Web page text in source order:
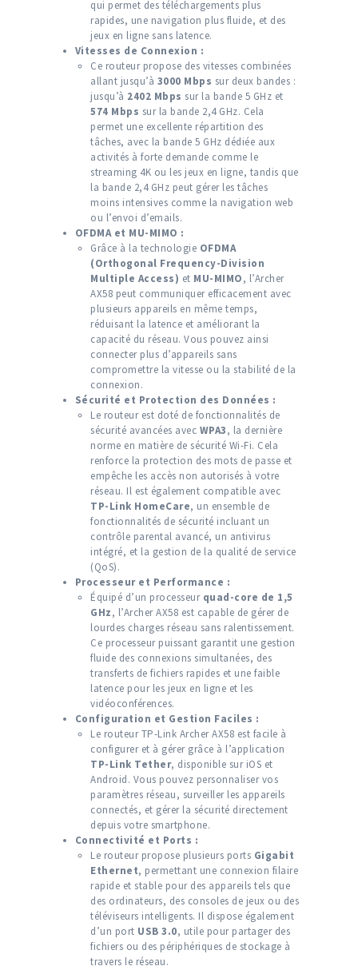
qui permet des téléchargements plus
rapides, une navigation plus fluide, et des
jeux en ligne sans latence.
Vitesses de Connexion :
Ce routeur propose des vitesses combinées
allant jusqu’à 3000 Mbps sur deux bandes :
jusqu’à 2402 Mbps sur la bande 5 GHz et
574 Mbps sur la bande 2,4 GHz. Cela
permet une excellente répartition des
tâches, avec la bande 5 GHz dédiée aux
activités à forte demande comme le
streaming 4K ou les jeux en ligne, tandis que
la bande 2,4 GHz peut gérer les tâches
moins intensives comme la navigation web
ou l’envoi d’emails.
OFDMA et MU-MIMO :
Grâce à la technologie OFDMA
(Orthogonal Frequency-Division
Multiple Access) et MU-MIMO, l’Archer
AX58 peut communiquer efficacement avec
plusieurs appareils en même temps,
réduisant la latence et améliorant la
capacité du réseau. Vous pouvez ainsi
connecter plus d’appareils sans
compromettre la vitesse ou la stabilité de la
connexion.
Sécurité et Protection des Données :
Le routeur est doté de fonctionnalités de
sécurité avancées avec WPA3, la dernière
norme en matière de sécurité Wi-Fi. Cela
renforce la protection des mots de passe et
empêche les accès non autorisés à votre
réseau. Il est également compatible avec
TP-Link HomeCare, un ensemble de
fonctionnalités de sécurité incluant un
contrôle parental avancé, un antivirus
intégré, et la gestion de la qualité de service
(QoS).
Processeur et Performance :
Équipé d’un processeur quad-core de 1,5
GHz, l’Archer AX58 est capable de gérer de
lourdes charges réseau sans ralentissement.
Ce processeur puissant garantit une gestion
fluide des connexions simultanées, des
transferts de fichiers rapides et une faible
latence pour les jeux en ligne et les
vidéoconférences.
Configuration et Gestion Faciles :
Le routeur TP-Link Archer AX58 est facile à
configurer et à gérer grâce à l’application
TP-Link Tether, disponible sur iOS et
Android. Vous pouvez personnaliser vos
paramètres réseau, surveiller les appareils
connectés, et gérer la sécurité directement
depuis votre smartphone.
Connectivité et Ports :
Le routeur propose plusieurs ports Gigabit
Ethernet, permettant une connexion filaire
rapide et stable pour des appareils tels que
des ordinateurs, des consoles de jeux ou des
téléviseurs intelligents. Il dispose également
d’un port USB 3.0, utile pour partager des
fichiers ou des périphériques de stockage à
travers le réseau.